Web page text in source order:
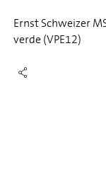
Ernst Schweizer
verde (VPE12)